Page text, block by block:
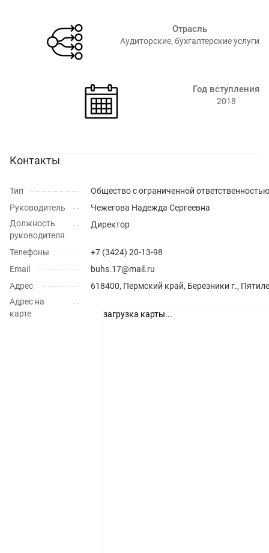
Отрасль
Аудиторские, бухгалтерские услуги
Год вступления
2018
Контакты
Тип
Общество с ограниченной ответственностью
Руководитель
Чежегова Надежда Сергеевна
Должность
руководителя
Директор
Телефоны
+7 (3424) 20-13-98
Email
buhs.17@mail.ru
Адрес
618400, Пермский край, Березники г.,
Адрес на
карте
загрузка карты...